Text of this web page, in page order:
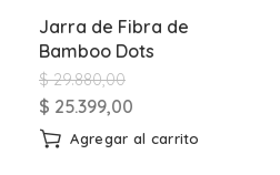
Jarra de Fibra de
Bamboo Dots
$29.880,00
$ 25.399,00
Agregar al carrito